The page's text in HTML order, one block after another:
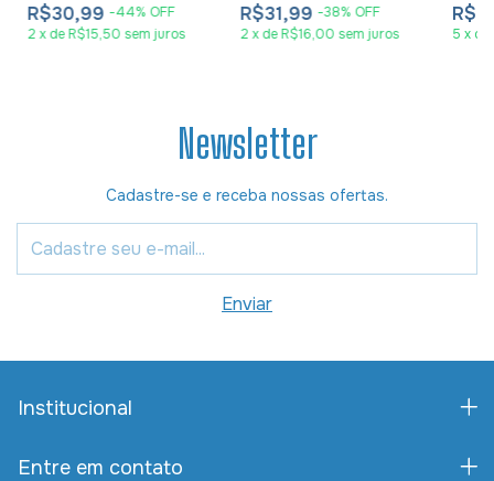
R$30,99 -44% OFF
2 xdeR$15,50 sem juros
R$31,99 -38% OFF
2 xdeR$16,00 sem juros 5 x de
Newsletter
Cadastre-se e receba nossas ofertas.
Institucional
Entre em contato